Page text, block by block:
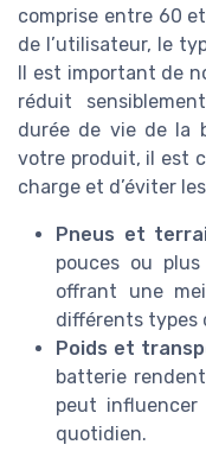
comprise entre 60
de l’utilisateur, le
Il est important de
réduit
durée de vie de la
votre produit, il est
charge et d’éviter
Pneus et
pouces ou
offrant une
différents types
Poids et
batterie
peut
quotidien.